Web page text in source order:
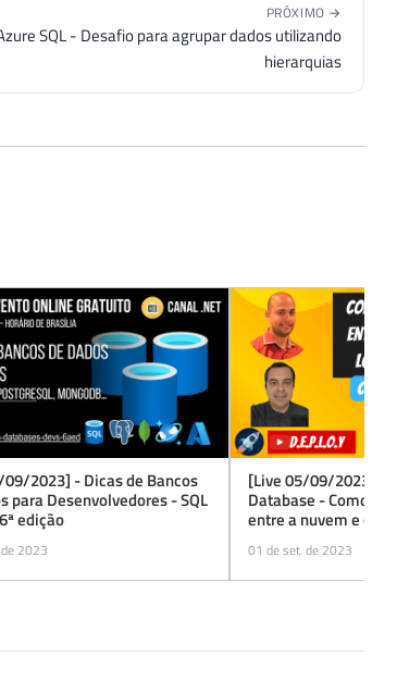
PRÓXIMO →
SQL - Desafio para agrupar dados utilizando
hierarquias
2023] - Dicas de Bancos
para Desenvolvedores - SQL
edição
2023
[Live 05/09/2023] -
Database - Como
entre a nuvem e o
premisses)
01 de set. de 2023